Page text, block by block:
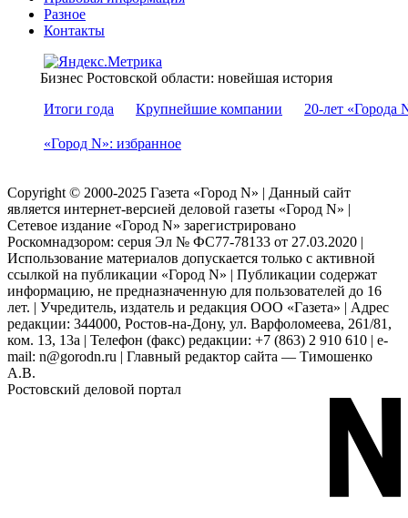
Разное
Контакты
Бизнес Ростовской области: новейшая история
Итоги года
Крупнейшие компании 20-лет «Города
«Город N»: избранное
Copyright © 2000-2025 Газета «Город N» | Данный сайт
является интернет-версией деловой газеты «Город N» |
Сетевое издание «Город N» зарегистрировано
Роскомнадзором: серuя Эл № ФС77-78133 от 27.03.2020 |
Использование материалов допускается только с активной
ссылкой на публикации «Город N» | Публикации содержат
информацию, не предназначенную для пользователей до 16
лет. | Учредитель, издатель и редакция ООО «Газета» | Адрес
редакции: 344000, Ростов-на-Дону, ул. Варфоломеева, 261/81,
ком. 13, 13а | Телефон (факс) редакции: +7 (863) 2 910 610 | e-
mail: n@gorodn.ru | Главный редактор сайта — Тимошенко
А.В.
Ростовский деловой портал